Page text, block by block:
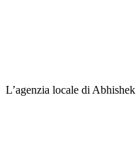
L’agenzia locale di Abhishek